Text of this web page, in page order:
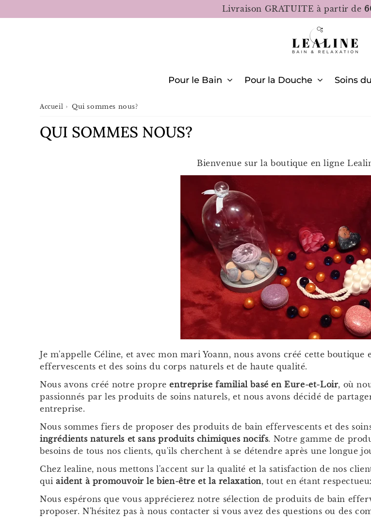
Livraison GRATUITE à partir de
Pour le Bain Pour la Douche Soins
Accueil › Qui sommes nous?
QUI SOMMES NOUS?
Bienvenue sur la boutique en ligne
Je m'appelle Céline, et avec mon mari Yoann, nous avons créé cette
effervescents et des soins du corps naturels et de haute qualité.
Nous avons créé notre propreentreprise familial basé en Eure-et-Loir, où
passionnés par les produits de soins naturels, et nous avons décidé de
entreprise.
Nous sommes fiers de proposer des produits de bain effervescents et des
ingrédients naturels et sans produits chimiques nocifs. Notre gamme de
besoins de tous nos clients, qu'ils cherchent à se détendre après une longue
Chez lealine, nous mettons l'accent sur la qualité et la satisfaction de nos
quiaident à promouvoir le bien-être et la relaxation, tout en étant
Nous espérons que vous apprécierez notre sélection de produits de bain
proposer. N'hésitez pas à nous contacter si vous avez des questions ou des